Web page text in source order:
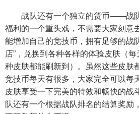
战队还有一个独立的货币——战
福利的一个重头戏，不需要大家刻意
能增加自己的竞技币，拥有足够的战
店”，兑换到各种各样的体验皮肤（
种皮肤都能刷新到）。虽然这些皮肤
竞技币每天有很多，大家完全可以每
皮肤享受一下完美的特效和畅快的战
队还有一个根据战队排名的结算奖励